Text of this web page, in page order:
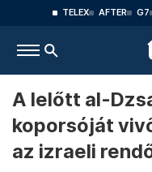
TELEX AFTER G7
A lelőtt al-
koporsóját
az izraeli